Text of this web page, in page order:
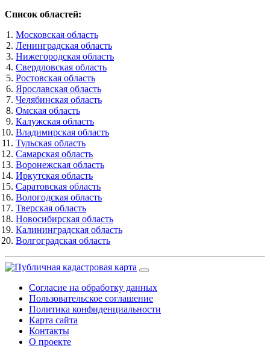
Список областей:
Московская область
Ленинградская область
Нижегородская область
Свердловская область
Ростовская область
Ярославская область
Челябинская область
Омская область
Калужская область
Владимирская область
Тульская область
Самарская область
Воронежская область
Иркутская область
Саратовская область
Вологодская область
Тверская область
Новосибирская область
Калининградская область
Волгоградская область
Согласие на обработку данных
Пользовательское соглашение
Политика конфиденциальности
Карта сайта
Контакты
О проекте